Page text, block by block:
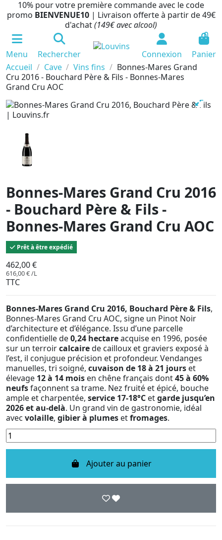
10% pour votre première commande avec le code
promo BIENVENUE10 | Livraison offerte à partir de 49€
d'achat(149€ avec alcool)
Menu Rechercher Connexion
0
Panier
Accueil
Cave Vins fins
Bonnes-Mares Grand
Cru 2016 - Bouchard Père & Fils - Bonnes-Mares
Grand Cru AOC
Bonnes-Mares Grand Cru 2016
- Bouchard Père & Fils -
Bonnes-Mares Grand Cru AOC
Prêt à être expédié
462,00 €
616,00 € /L
TTC
Bonnes-Mares Grand Cru 2016, Bouchard Père & Fils,
Bonnes-Mares Grand Cru AOC, signe un Pinot Noir
d’architecture et d’élégance. Issu d’une parcelle
confidentielle de0,24 hectareacquise en 1996, posée
sur un terroircalcairede cailloux et graviers exposé à
l’est, il conjugue précision et profondeur. Vendanges
manuelles, tri soigné, cuvaison de 18 à 21 jours et
élevage 12 à 14 mois en chêne français dont45 à 60%
neufsfaçonnent sa trame. Nez fruité et épicé, bouche
ample et charpentée, service 17-18°C etgarde jusqu’en
2026 et au-delà. Un grand vin de gastronomie, idéal
avec volaille, gibier à plumes etfromages.
Ajouter au panier